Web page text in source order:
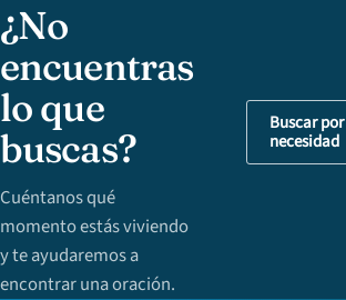
¿No
encuentras
lo que
buscas?
Cuéntanos qué
momento estás viviendo
y te ayudaremos a
encontrar una oración.
Buscar por
necesidad